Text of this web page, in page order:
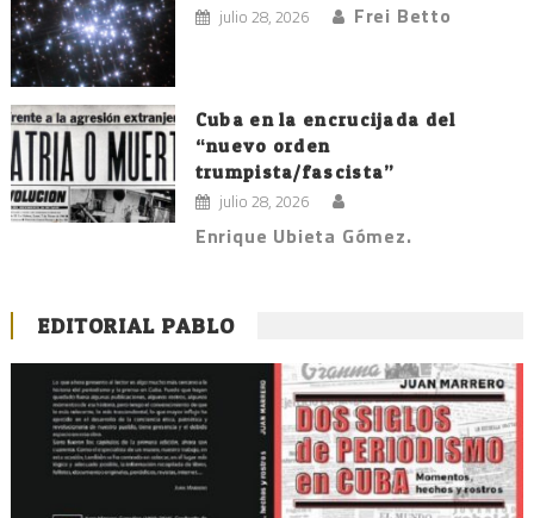
julio 28, 2026 Frei Betto
Cuba en la encrucijada del
“nuevo orden
trumpista/fascista”
julio 28, 2026
Enrique Ubieta Gómez.
EDITORIAL PABLO